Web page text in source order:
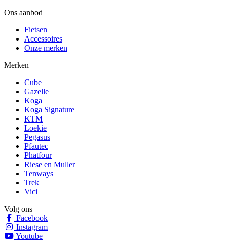
Ons aanbod
Fietsen
Accessoires
Onze merken
Merken
Cube
Gazelle
Koga
Koga Signature
KTM
Loekie
Pegasus
Pfautec
Phatfour
Riese en Muller
Tenways
Trek
Vici
Volg ons
Facebook
Instagram
Youtube